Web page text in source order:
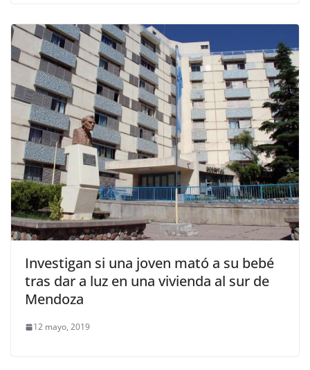
Investigan si una joven mató a su bebé
tras dar a luz en una vivienda al sur de
Mendoza
12 mayo, 2019